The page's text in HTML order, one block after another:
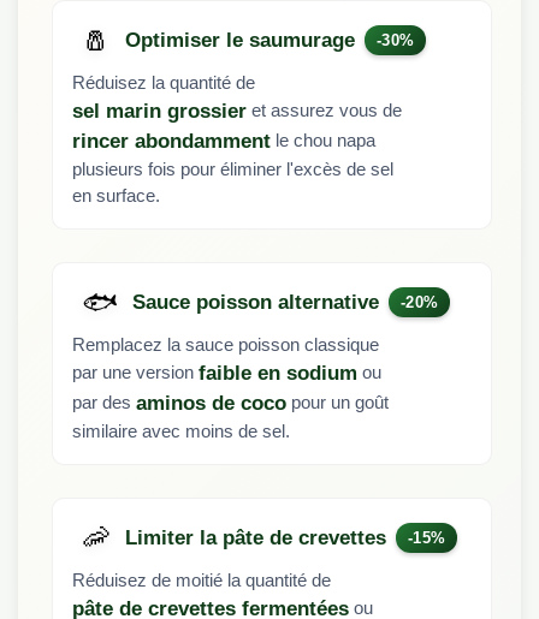
🧂 Optimiser le saumurage -30%
Réduisez la quantité de
sel marin grossier et assurez vous de
rincer abondamment le chou napa
plusieurs fois pour éliminer l'excès de sel
en surface.
🐟 Sauce poisson alternative -20%
Remplacez la sauce poisson classique
par une version faible en sodium ou
par des aminos de coco pour un goût
similaire avec moins de sel.
🦐 Limiter la pâte de crevettes -15%
Réduisez de moitié la quantité de
pâte de crevettes fermentées ou